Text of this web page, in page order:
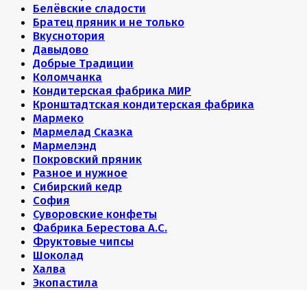
Белёвские сладости
Братец пряник и не только
Вкуснотория
Давыдово
Добрые Традиции
Коломчанка
Кондитерская фабрика МИР
Кронштадтская кондитерская фабрика
Мармеко
Мармелад Сказка
Мармелэнд
Покровский пряник
Разное и нужное
Сибирский кедр
София
Суворовские конфеты
Фабрика Берестова А.С.
Фруктовые чипсы
Шоколад
Халва
Экопастила